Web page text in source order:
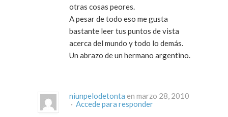
otras cosas peores.
A pesar de todo eso me gusta
bastante leer tus puntos de vista
acerca del mundo y todo lo demás.
Un abrazo de un hermano argentino.
niunpelodetonta en marzo 28, 2010
· Accede para responder